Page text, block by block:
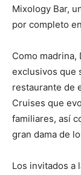
Mixology Bar,
por completo
Como madrina,
exclusivos que
restaurante de
Cruises que
familiares, así
gran dama de
Los invitados a